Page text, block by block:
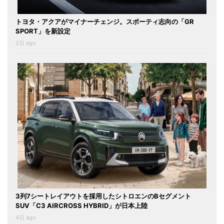
トヨタ・アクアがマイナーチェンジ。スポーティ志向の「GR
SPORT」を新設定
2日 ago
3列7シートレイアウトを採用したシトロエンのBセグメント
SUV「C3 AIRCROSS HYBRID」が日本上陸
4日 ago